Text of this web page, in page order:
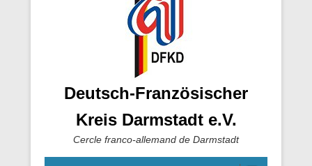
Deutsch-Französischer
Kreis Darmstadt e.V.
Cercle franco-allemand de Darmstadt